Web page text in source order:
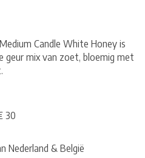
Candle White Honey is
mix van zoet, bloemig met
30
Nederland & België